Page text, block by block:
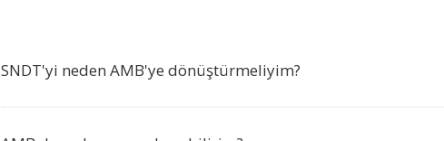
SNDT'yi neden AMB'ye dönüştürmeliyim?